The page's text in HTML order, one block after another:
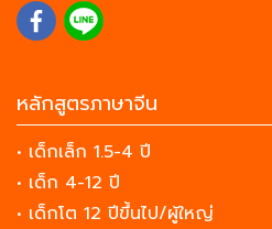
หลักสูตรภาษาจีน
• เด็กเล็ก 1.5-4 ปี
• เด็ก 4-12 ปี
• เด็กโต 12 ปีขึ้นไป/ผู้ใหญ่